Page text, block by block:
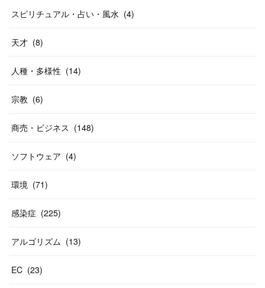
スピリチュアル・占い・風水 (4)
天才 (8)
人種・多様性 (14)
宗教 (6)
商売・ビジネス (148)
ソフトウェア (4)
環境 (71)
感染症 (225)
アルゴリズム (13)
EC (23)